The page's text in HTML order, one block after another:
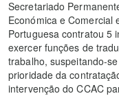
Secretariado
Económica e Comercial
Portuguesa contratou 5
exercer funções de
trabalho, suspeitando-
prioridade da
intervenção do CCAC